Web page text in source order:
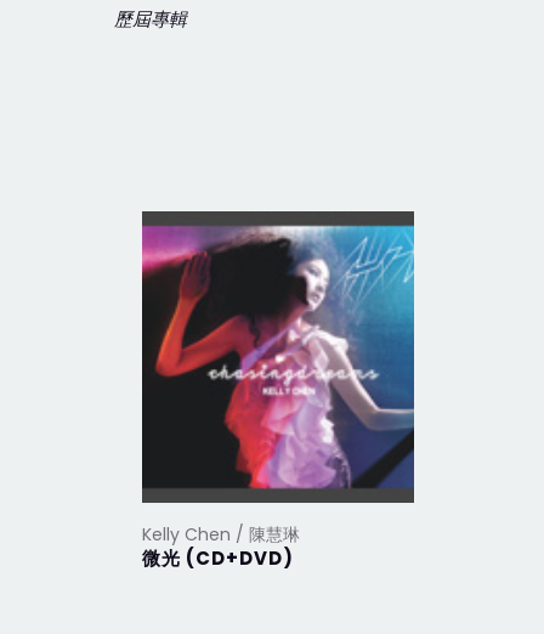
歷屆專輯
Kelly Chen / 陳慧琳
微光 (CD+DVD)